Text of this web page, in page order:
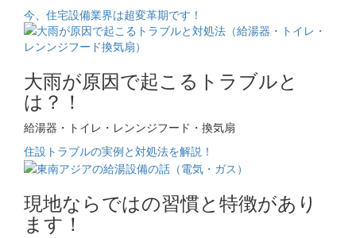
今、住宅設備業界は超変革期です！
大雨が原因で起こるトラブルと
は？！
給湯器・トイレ・レンンジフード・換気扇
住設トラブルの実例と対処法を解説！
現地ならではの習慣と特徴があり
ます！